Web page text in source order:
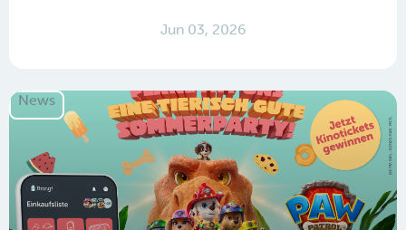
Jun 03, 2026
News